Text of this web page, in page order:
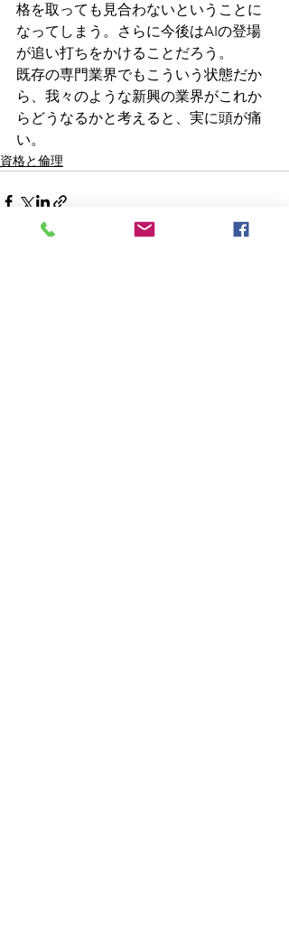
格を取っても見合わないということに
なってしまう。さらに今後はAIの登場
が追い打ちをかけることだろう。
既存の専門業界でもこういう状態だか
ら、我々のような新興の業界がこれか
らどうなるかと考えると、実に頭が痛
い。
資格と倫理